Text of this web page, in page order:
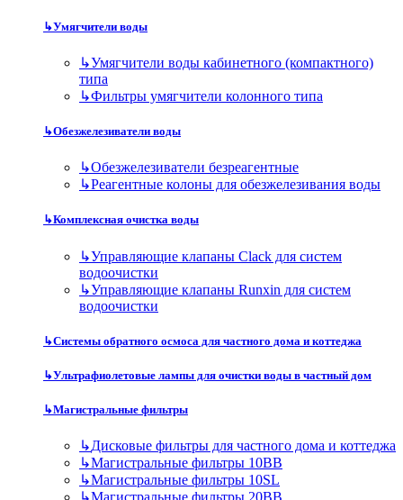
↳Умягчители воды
↳Умягчители воды кабинетного (компактного)
типа
↳Фильтры умягчители колонного типа
↳Обезжелезиватели воды
↳Обезжелезиватели безреагентные
↳Реагентные колоны для обезжелезивания воды
↳Комплексная очистка воды
↳Управляющие клапаны Clack для систем
водоочистки
↳Управляющие клапаны Runxin для систем
водоочистки
↳Системы обратного осмоса для частного дома и коттеджа
↳Ультрафиолетовые лампы для очистки воды в частный дом
↳Магистральные фильтры
↳Дисковые фильтры для частного дома и коттеджа
↳Магистральные фильтры 10BB
↳Магистральные фильтры 10SL